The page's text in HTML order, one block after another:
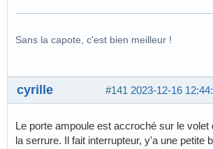
Sans la capote, c'est bien meilleur !
#141 2023-12-16
cyrille
Le porte ampoule est accroché sur le volet
la serrure. Il fait interrupteur, y'a une petite